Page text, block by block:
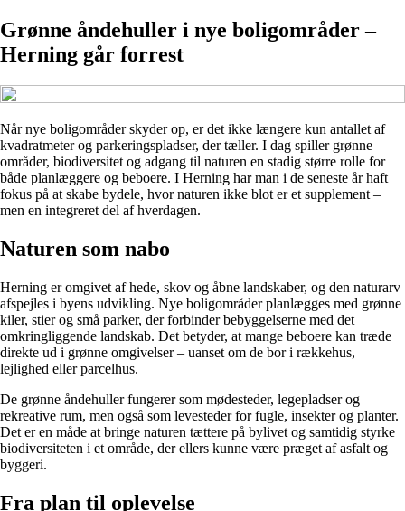
Grønne åndehuller i nye boligområder –
Herning går forrest
Når nye boligområder skyder op, er det ikke længere kun antallet af
kvadratmeter og parkeringspladser, der tæller. I dag spiller grønne
områder, biodiversitet og adgang til naturen en stadig større rolle for
både planlæggere og beboere. I Herning har man i de seneste år haft
fokus på at skabe bydele, hvor naturen ikke blot er et supplement –
men en integreret del af hverdagen.
Naturen som nabo
Herning er omgivet af hede, skov og åbne landskaber, og den naturarv
afspejles i byens udvikling. Nye boligområder planlægges med grønne
kiler, stier og små parker, der forbinder bebyggelserne med det
omkringliggende landskab. Det betyder, at mange beboere kan træde
direkte ud i grønne omgivelser – uanset om de bor i rækkehus,
lejlighed eller parcelhus.
De grønne åndehuller fungerer som mødesteder, legepladser og
rekreative rum, men også som levesteder for fugle, insekter og planter.
Det er en måde at bringe naturen tættere på bylivet og samtidig styrke
biodiversiteten i et område, der ellers kunne være præget af asfalt og
byggeri.
Fra plan til oplevelse